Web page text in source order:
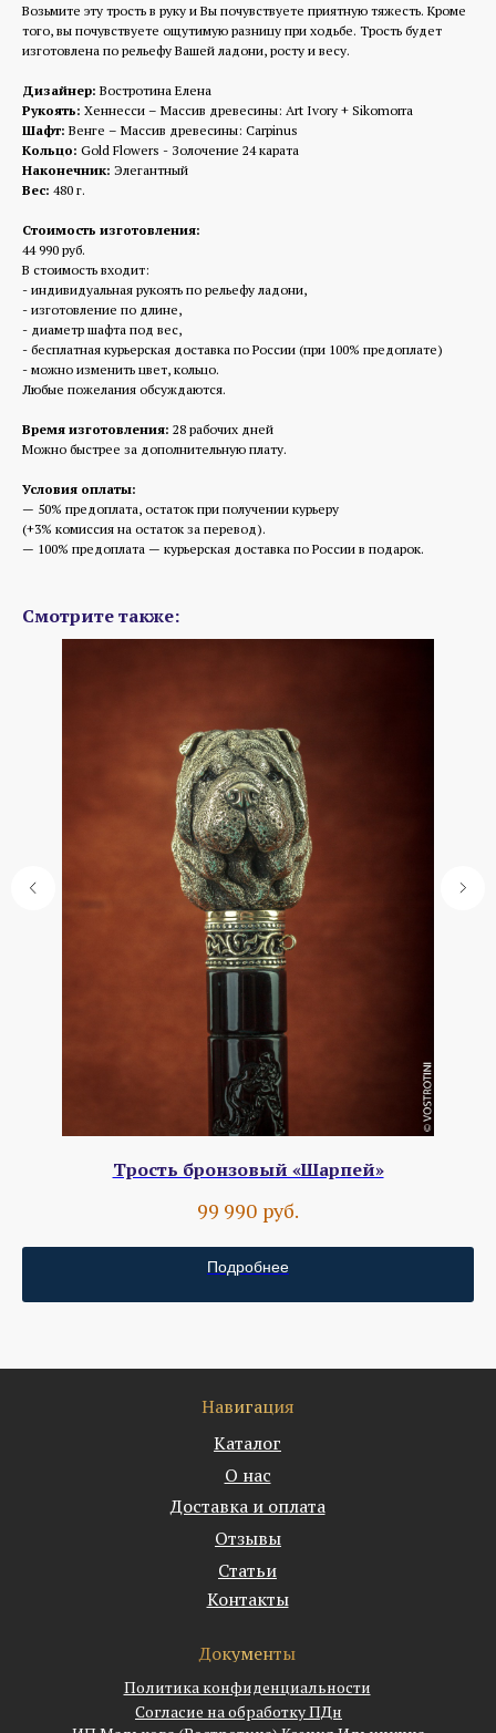
Возьмите эту трость в руку и Вы почувствуете приятную тяжесть. Кроме
того, вы почувствуете ощутимую разницу при ходьбе. Трость будет
изготовлена по рельефу Вашей ладони, росту и весу.
Дизайнер: Востротина Елена
Рукоять: Хеннесси – Массив древесины: Art Ivory + Sikomorra
Шафт: Венге – Массив древесины: Carpinus
Кольцо: Gold Flowers - Золочение 24 карата
Наконечник: Элегантный
Вес: 480 г.
Стоимость изготовления:
44 990 руб.
В стоимость входит:
- индивидуальная рукоять по рельефу ладони,
- изготовление по длине,
- диаметр шафта под вес,
- бесплатная курьерская доставка по России (при 100% предоплате)
- можно изменить цвет, кольцо.
Любые пожелания обсуждаются.
Время изготовления: 28 рабочих дней
Можно быстрее за дополнительную плату.
Условия оплаты:
— 50% предоплата, остаток при получении курьеру
(+3% комиссия на остаток за перевод).
— 100% предоплата — курьерская доставка по России в подарок.
Смотрите также:
Трость бронзовый «Шарпей»
99 990 руб.
Подробнее
Навигация
Каталог
О нас
Доставка и оплата
Политика конфиденциальности
Отзывы
Статьи
Контакты
Документы
Согласие на обработку ПДн